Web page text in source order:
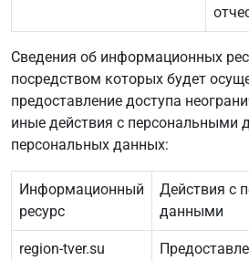
Сведения об информационных
посредством которых будет
предоставление доступа
иные действия с персональными
персональных данных:
Информационный
ресурс
Действия с
данными
region-tver.su